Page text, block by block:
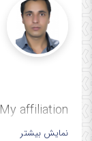
My affiliation
نمایش بیشتر